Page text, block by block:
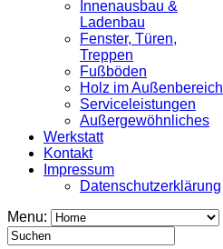
Innenausbau &
Ladenbau
Fenster, Türen,
Treppen
Fußböden
Holz im Außenbereich
Serviceleistungen
Außergewöhnliches
Werkstatt
Kontakt
Impressum
Datenschutzerklärung
Menu: